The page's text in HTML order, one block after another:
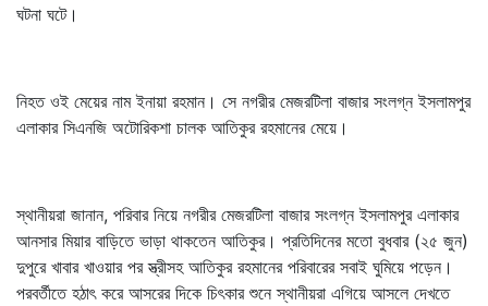
ঘটনা ঘটে।
নিহত ওই মেয়ের নাম ইনায়া রহমান। সে নগরীর মেজরটিলা বাজার সংলগ্ন ইসলামপুর
এলাকার সিএনজি অটোরিকশা চালক আতিকুর রহমানের মেয়ে।
স্থানীয়রা জানান, পরিবার নিয়ে নগরীর মেজরটিলা বাজার সংলগ্ন ইসলামপুর এলাকার
আনসার মিয়ার বাড়িতে ভাড়া থাকতেন আতিকুর। প্রতিদিনের মতো বুধবার (২৫ জুন)
দুপুরে খাবার খাওয়ার পর স্ত্রীসহ আতিকুর রহমানের পরিবারের সবাই ঘুমিয়ে পড়েন।
পরবর্তীতে হঠাৎ করে আসরের দিকে চিৎকার শুনে স্থানীয়রা এগিয়ে আসলে দেখতে